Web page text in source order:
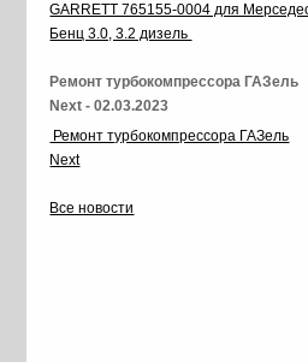
GARRETT 765155-0004 для
Бенц 3.0, 3.2 дизель
Ремонт турбокомпрессора ГАЗель
Next - 02.03.2023
Ремонт турбокомпрессора ГАЗель
Next
Все новости